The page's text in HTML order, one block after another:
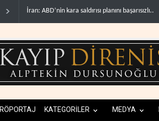
Hizbullah’ın ‘silahsızlandırılmasını’ kim denetl..
RÖPORTAJ KATEGORİLER MEDYA